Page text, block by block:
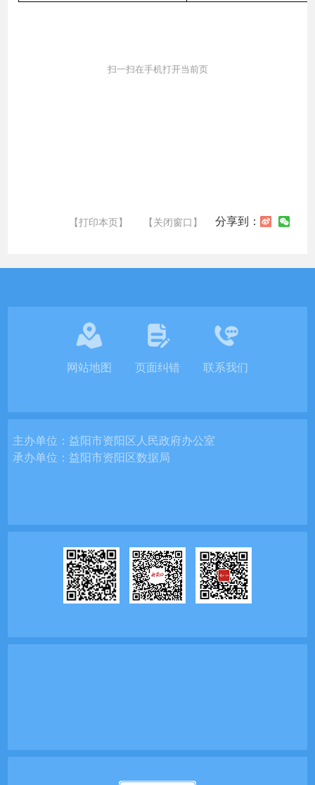
扫一扫在手机打开当前页
【打印本页】 【关闭窗口】 分享到：
网站地图 页面纠错 联系我们
主办单位：益阳市资阳区人民政府办公室
承办单位：益阳市资阳区数据局